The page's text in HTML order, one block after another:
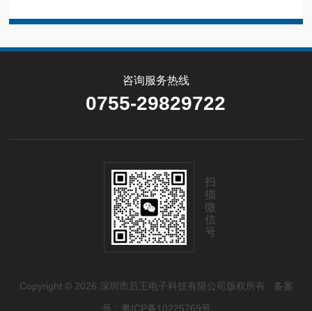
咨询服务热线
0755-29829722
扫
描
微
信
号
Copyright © 2026 深圳市后王电子科技有限公司版权所有 备案
号：粤ICP备10225769号